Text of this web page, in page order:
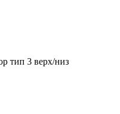
тип 3 верх/низ